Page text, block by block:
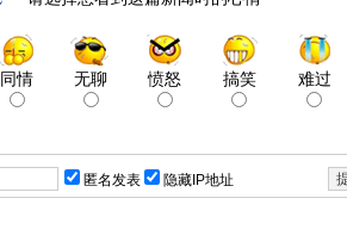
同情 无聊 愤怒 搞笑 难过
匿名发表 隐藏IP地址